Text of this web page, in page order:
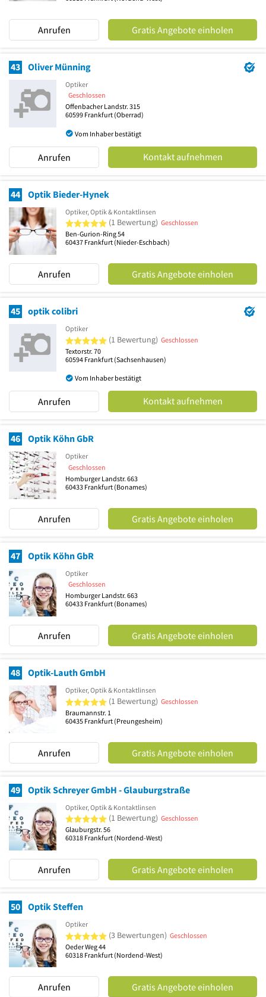
Anrufen Gratis Angebote einholen
43 Oliver Münning
Optiker
Geschlossen
Offenbacher Landstr. 315
60599 Frankfurt (Oberrad)
Vom Inhaber bestätigt
Anrufen Kontakt aufnehmen
44 Optik Bieder-Hynek
Optiker, Optik & Kontaktlinsen
5 von 5 Sternen
(1 Bewertung) Geschlossen
Ben-Gurion-Ring 54
60437 Frankfurt (Nieder-Eschbach)
Anrufen Gratis Angebote einholen
45 optik colibri
Optiker
5 von 5 Sternen
(1 Bewertung) Geschlossen
Textorstr. 70
60594 Frankfurt (Sachsenhausen)
Vom Inhaber bestätigt
Anrufen Kontakt aufnehmen
46 Optik Köhn GbR
Optiker
Geschlossen
Homburger Landstr. 663
60433 Frankfurt (Bonames)
Anrufen Gratis Angebote einholen
47 Optik Köhn GbR
Optiker
Geschlossen
Homburger Landstr. 663
60433 Frankfurt (Bonames)
Anrufen Gratis Angebote einholen
48 Optik-Lauth GmbH
Optiker, Optik & Kontaktlinsen
5 von 5 Sternen
(1 Bewertung) Geschlossen
Braumannstr. 1
60435 Frankfurt (Preungesheim)
Anrufen Gratis Angebote einholen
49 Optik Schreyer GmbH - Glauburgstraße
Optiker, Optik & Kontaktlinsen
5 von 5 Sternen
(1 Bewertung) Geschlossen
Glauburgstr. 56
60318 Frankfurt (Nordend-West)
Anrufen Gratis Angebote einholen
50 Optik Steffen
Optiker
5 von 5 Sternen
(3 Bewertungen) Geschlossen
Oeder Weg 44
60318 Frankfurt (Nordend-West)
Anrufen Gratis Angebote einholen